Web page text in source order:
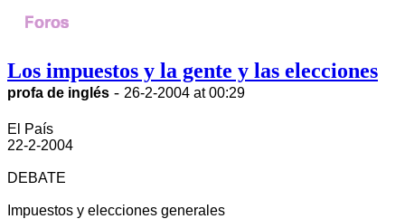
Los impuestos y la gente y las elecciones
profa de inglés - 26-2-2004 at 00:29
El País
22-2-2004
DEBATE
Impuestos y elecciones generales